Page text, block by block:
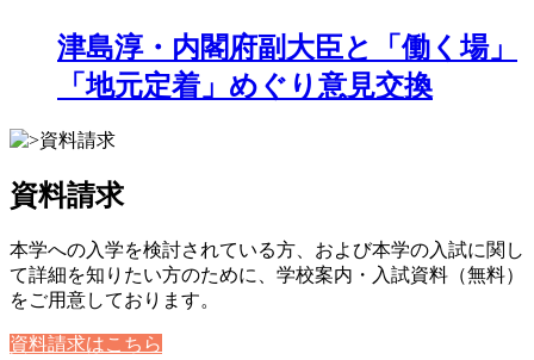
津島淳・内閣府副大臣と「働く場」
「地元定着」めぐり意見交換
資料請求
本学への入学を検討されている方、および本学の入試に関し
て詳細を知りたい方のために、学校案内・入試資料（無料）
をご用意しております。
資料請求はこちら